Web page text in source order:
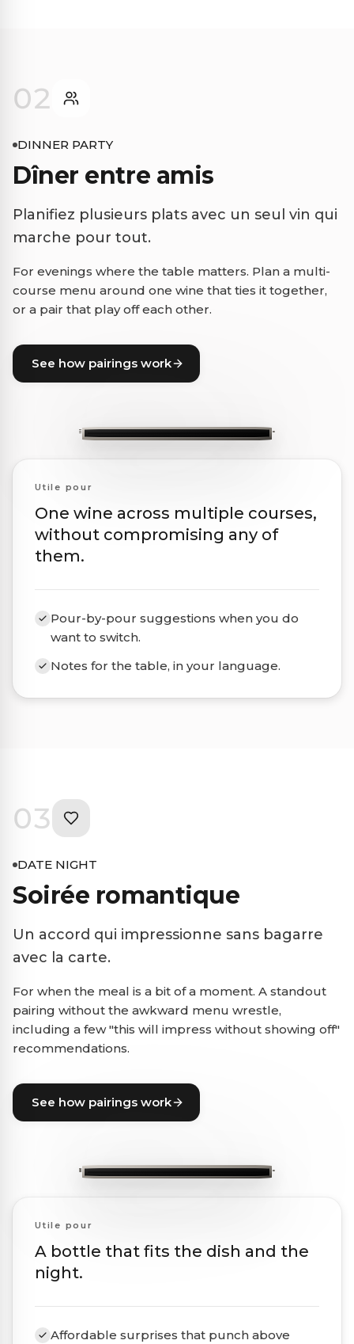
02
DINNER PARTY
Dîner entre amis
Planifiez plusieurs plats avec un seul vin qui
marche pour tout.
For evenings where the table matters. Plan a multi-
course menu around one wine that ties it together,
or a pair that play off each other.
See how pairings work
Utile pour
One wine across multiple courses,
without compromising any of
them.
Pour-by-pour suggestions when you do
want to switch.
Notes for the table, in your language.
03
DATE NIGHT
Soirée romantique
Un accord qui impressionne sans bagarre
avec la carte.
For when the meal is a bit of a moment. A standout
pairing without the awkward menu wrestle,
including a few "this will impress without showing off"
recommendations.
See how pairings work
Utile pour
A bottle that fits the dish and the
night.
Affordable surprises that punch above